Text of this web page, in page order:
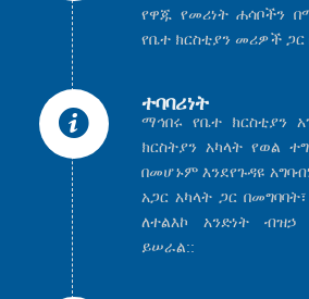
የዋጁ የመሪነት ሐሳቦችን
የቤተ ክርስቲያን መሪዎች
ተባባሪነት
ማኅበሩ የቤተ ክርስቲያን
ክርስትያን አካላት የወል
በመሆኑም እንደየጉዳዩ
አጋር አካላት ጋር
ለተልእኮ አንድነት
ይሠራል::